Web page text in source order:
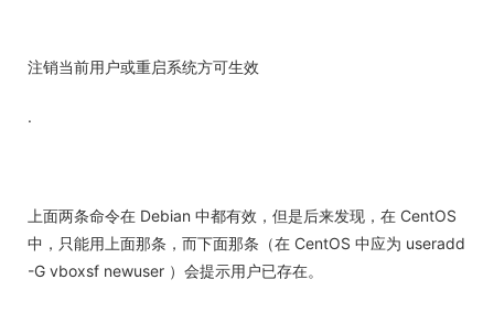
注销当前用户或重启系统方可生效
.
上面两条命令在 Debian 中都有效，但是后来发现，在 CentOS
中，只能用上面那条，而下面那条（在 CentOS 中应为 useradd
-G vboxsf newuser ）会提示用户已存在。